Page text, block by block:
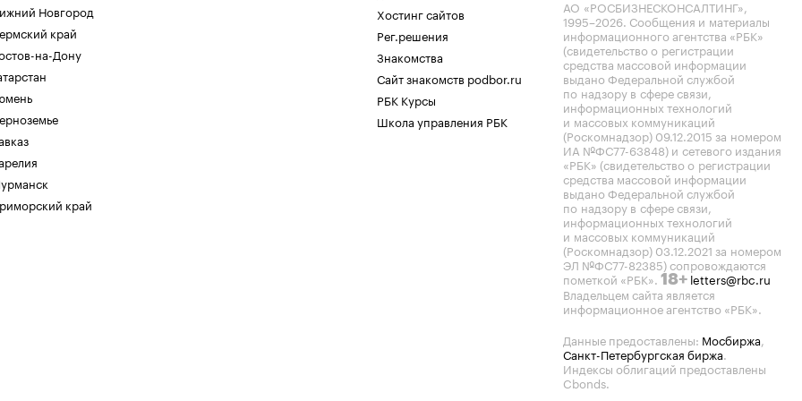
Новгород
край
на-Дону
край
Хостинг сайтов
Рег.решения
Знакомства
Сайт знакомств podbor.ru
РБК Курсы
Школа управления РБК
АО «РОСБИЗНЕСКОНСАЛТИНГ»,
1995–2026. Сообщения и материалы
информационного агентства «РБК»
(свидетельство о регистрации
средства массовой информации
выдано Федеральной службой
по надзору в сфере связи,
информационных технологий
и массовых коммуникаций
(Роскомнадзор) 09.12.2015 за номером
ИА №ФС77-63848) и сетевого издания
«РБК» (свидетельство о регистрации
средства массовой информации
выдано Федеральной службой
по надзору в сфере связи,
информационных технологий
и массовых коммуникаций
(Роскомнадзор) 03.12.2021 за номером
ЭЛ №ФС77-82385) сопровождаются
пометкой «РБК». 18+ letters@rbc.ru
Владельцем сайта является
информационное агентство «РБК».
Данные предоставлены: Мосбиржа,
Санкт-Петербургская биржа.
Индексы облигаций предоставлены
Cbonds.